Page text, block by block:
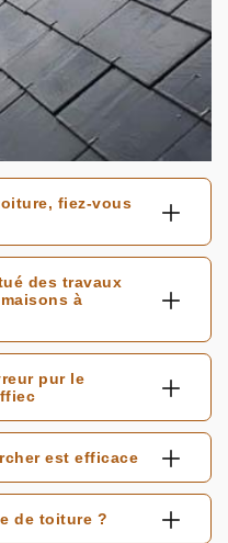
fiez-vous
des travaux
à
pur le
est efficace
de toiture ?